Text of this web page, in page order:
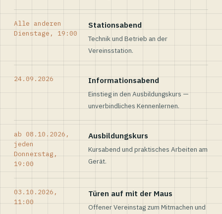
Alle anderen
Dienstage, 19:00
Stationsabend
Technik und Betrieb an der
Vereinsstation.
24.09.2026 Informationsabend
Einstieg in den Ausbildungskurs —
unverbindliches Kennenlernen.
ab 08.10.2026,
jeden
Donnerstag,
19:00
Ausbildungskurs
Kursabend und praktisches Arbeiten am
Gerät.
03.10.2026,
11:00
Türen auf mit der Maus
Offener Vereinstag zum Mitmachen und